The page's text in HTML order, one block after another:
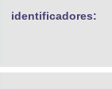
identificadores: